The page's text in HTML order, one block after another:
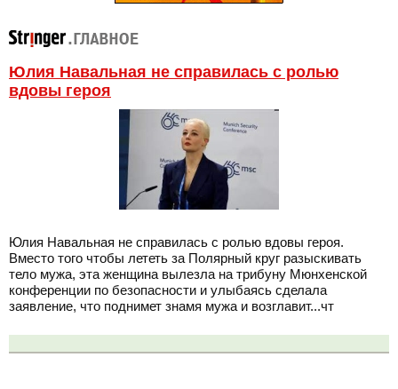
Юлия Навальная не справилась с ролью
вдовы героя
Юлия Навальная не справилась с ролью вдовы героя.
Вместо того чтобы лететь за Полярный круг разыскивать
тело мужа, эта женщина вылезла на трибуну Мюнхенской
конференции по безопасности и улыбаясь сделала
заявление, что поднимет знамя мужа и возглавит...чт